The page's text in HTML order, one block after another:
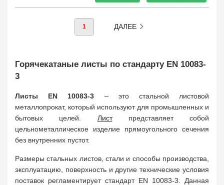
1 ДАЛЕЕ
Горячекатаные листы по стандарту EN 10083-
3
Листы EN 10083-3 – это стальной листовой
металлопрокат, который используют для промышленных и
бытовых целей. Листпредставляет собой
цельнометаллическое изделие прямоугольного сечения
без внутренних пустот.
Размеры стальных листов, стали и способы производства,
эксплуатацию, поверхность и другие технические условия
поставок регламентирует стандарт EN 10083-3. Данная